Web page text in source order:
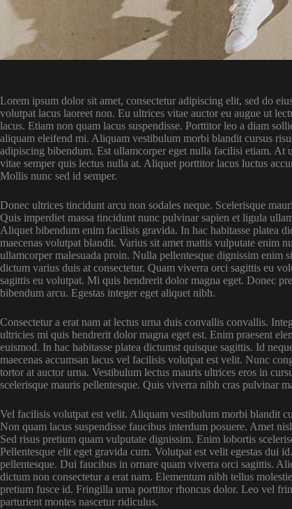
Lorem ipsum dolor sit amet, consectetur adipiscing elit, sed do
volutpat lacus laoreet non. Eu ultrices vitae auctor eu augue ut
lacus. Etiam non quam lacus suspendisse. Porttitor leo a diam
aliquam eleifend mi. Aliquam vestibulum morbi blandit cursus
adipiscing bibendum. Est ullamcorper eget nulla facilisi etiam. At
vitae semper quis lectus nulla at. Aliquet porttitor lacus luctus
Mollis nunc sed id semper.
Donec ultrices tincidunt arcu non sodales neque. Scelerisque
Quis imperdiet massa tincidunt nunc pulvinar sapien et ligula
Aliquet bibendum enim facilisis gravida. In hac habitasse platea
maecenas volutpat blandit. Varius sit amet mattis vulputate enim
ullamcorper malesuada proin. Nulla pellentesque dignissim enim
dictum varius duis at consectetur. Quam viverra orci sagittis eu
sagittis eu volutpat. Mi quis hendrerit dolor magna eget. Donec
bibendum arcu. Egestas integer eget aliquet nibh.
Consectetur a erat nam at lectus urna duis convallis convallis.
ultricies mi quis hendrerit dolor magna eget est. Enim praesent
euismod. In hac habitasse platea dictumst quisque sagittis. Id
maecenas accumsan lacus vel facilisis volutpat est velit. Nunc
tortor at auctor urna. Vestibulum lectus mauris ultrices eros in
scelerisque mauris pellentesque. Quis viverra nibh cras pulvinar
Vel facilisis volutpat est velit. Aliquam vestibulum morbi blandit
Non quam lacus suspendisse faucibus interdum posuere. Amet
Sed risus pretium quam vulputate dignissim. Enim lobortis
Pellentesque elit eget gravida cum. Volutpat est velit egestas dui
pellentesque. Dui faucibus in ornare quam viverra orci sagittis.
dictum non consectetur a erat nam. Elementum nibh tellus
pretium fusce id. Fringilla urna porttitor rhoncus dolor. Leo vel
parturient montes nascetur ridiculus.